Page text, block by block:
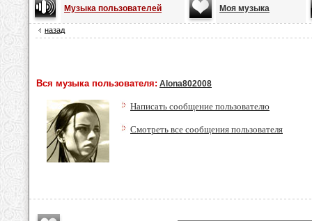
Музыка пользователей Моя музыка
назад
Вся музыка пользователя: Alona802008
Написать сообщение пользователю
Смотреть все сообщения пользователя